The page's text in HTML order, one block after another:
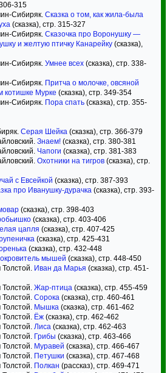
315
Сибиряк. Сказка о том, как жила-была
(сказка), стр. 315-327
Сибиряк. Сказочка про Воронушку —
и желтую птичку Канарейку (сказка),
Сибиряк. Умнее всех (сказка), стр. 338-
Сибиряк. Притча о молочке, овсяной
котишке Мурке (сказка), стр. 349-354
Сибиряк. Пора спать (сказка), стр. 355-
Серая Шейка (сказка), стр. 366-379
Знаем! (сказка), стр. 380-381
Чапоги (сказка), стр. 381-383
Охотники на тигров (сказка), стр.
с Евсейкой (сказка), стр. 387-393
про Иванушку-дурачка (сказка), стр. 393-
(сказка), стр. 398-403
(сказка), стр. 403-406
цапля (сказка), стр. 407-425
(сказка), стр. 425-431
(сказка), стр. 432-448
мышей (сказка), стр. 448-450
Иван да Марья (сказка), стр. 451-
Жар-птица (сказка), стр. 455-459
Сорока (сказка), стр. 460-461
Мышка (сказка), стр. 461-462
Ёж (сказка), стр. 462-462
Лиса (сказка), стр. 462-463
Грибы (сказка), стр. 463-466
Муравей (сказка), стр. 466-467
Петушки (сказка), стр. 467-468
Полкан (рассказ), стр. 469-471